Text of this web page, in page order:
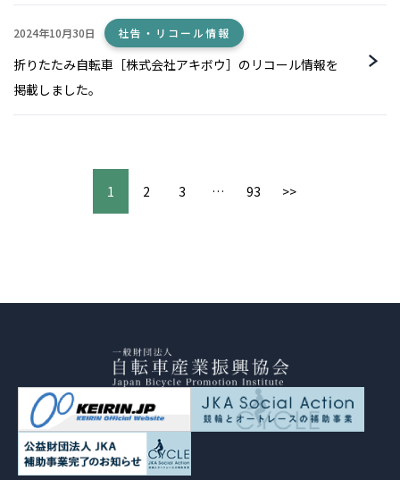
2024年10月30日 社告・リコール情報
折りたたみ自転車［株式会社アキボウ］のリコール情報を
掲載しました。
1 2 3 … 93 >>